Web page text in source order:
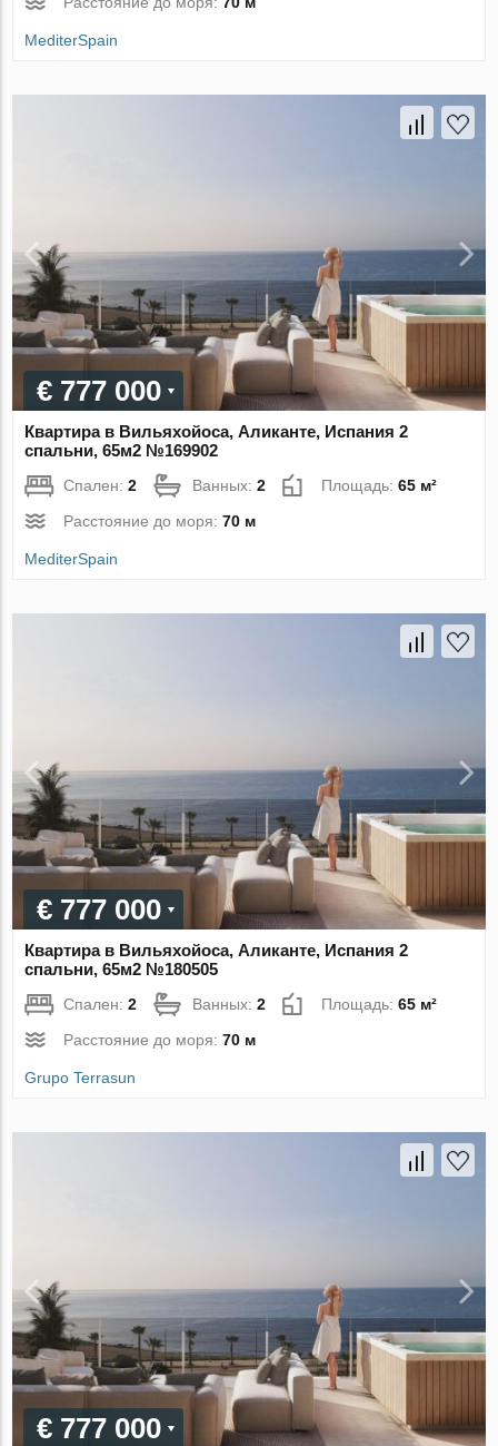
MediterSpain
€ 777 000
Квартира в Вильяхойоса, Аликанте, Испания 2
спальни, 65м2 №169902
Спален:2 Ванных:2 Площадь:65 м²
Расстояние до моря:70 м
MediterSpain
€ 777 000
Квартира в Вильяхойоса, Аликанте, Испания 2
спальни, 65м2 №180505
Спален:2 Ванных:2 Площадь:65 м²
Расстояние до моря:70 м
Grupo Terrasun
€ 777 000